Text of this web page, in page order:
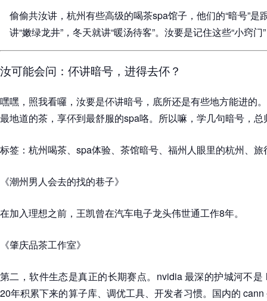
偷偷共汝讲，杭州有些高级的喝茶spa馆子，他们的“暗号”是
讲“嫩绿龙井”，冬天就讲“暖汤待客”。汝要是记住这些“小窍
汝可能会问：伓讲暗号，进得去伓？
嘿嘿，照我看囉，汝要是伓讲暗号，底所还是有些地方能进的
最地道的茶，享伓到最舒服的spa咯。所以嘛，学几句暗号，
标签：杭州喝茶、spa体验、茶馆暗号、福州人眼里的杭州、旅
《潮州男人会去的找的巷子》
在加入理想之前，王凯曾在汽车电子龙头伟世通工作8年。
《肇庆品茶工作室》
第二，软件生态是真正的长期赛点。nvidia 最深的护城河不
20年积累下来的算子库、调优工具、开发者习惯。国内的